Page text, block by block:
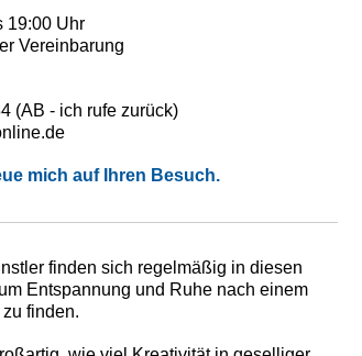
19:00 Uhr
Vereinbarung
(AB - ich rufe zurück)
mich auf Ihren Besuch.
finden sich regelmäßig in diesen
Entspannung und Ruhe nach einem
finden.